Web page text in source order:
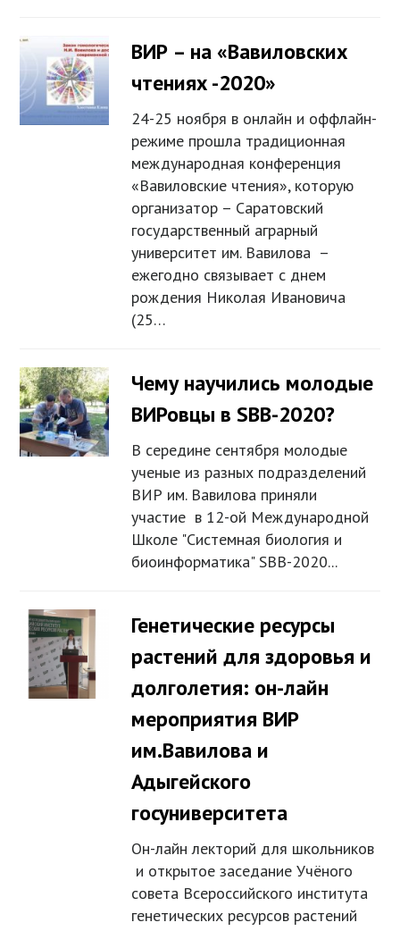
ВИР – на «Вавиловских
чтениях -2020»
24-25 ноября в онлайн и оффлайн-
режиме прошла традиционная
международная конференция
«Вавиловские чтения», которую
организатор – Саратовский
государственный аграрный
университет им. Вавилова –
ежегодно связывает с днем
рождения Николая Ивановича
(25…
Чему научились молодые
ВИРовцы в SBB-2020?
В середине сентября молодые
ученые из разных подразделений
ВИР им. Вавилова приняли
участие в 12-ой Международной
Школе "Системная биология и
биоинформатика" SBB-2020...
Генетические ресурсы
растений для здоровья и
долголетия: он-лайн
мероприятия ВИР
им.Вавилова и
Адыгейского
госуниверситета
Он-лайн лекторий для школьников
и открытое заседание Учёного
совета Всероссийского института
генетических ресурсов растений